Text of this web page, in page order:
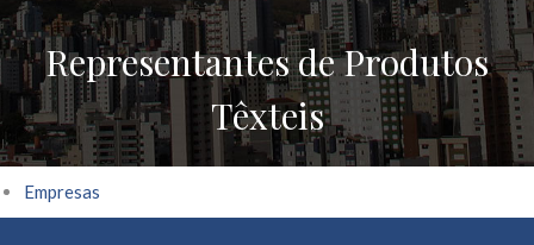
Representantes de Produtos
Têxteis
Empresas